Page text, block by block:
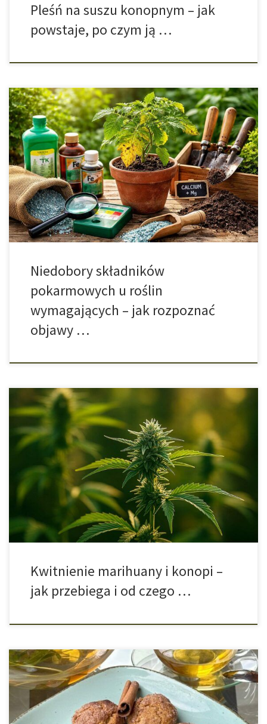
Pleśń na suszu konopnym – jak
powstaje, po czym ją …
Uprawa roślin o wysokim zapotrzebowaniu na składniki odżywcze
(np. pomidorów, papryki, wielu roślin ozdobnych, a także konopi
włóknistych w krajach, gdzie jest to dozwolone) wymaga czegoś
więcej niż tylko światła i wody. Kluczowe jest zbilansowane
żywienie oraz utrzymanie warunków, które pozwalają roślinie
realnie korzystać z tego, co dostarczasz. W praktyce […]
Niedobory składników
pokarmowych u roślin
wymagających – jak rozpoznać
objawy …
Kwitnienie konopi a długość dnia Kwitnienie konopi zależy od
długości dnia i nocy oraz od odmiany – co więcej, sativy i indici
reagują inaczej na cykl światła. Dlatego warto sprawdzić, jak
fitochrom reguluje czas kwitnienia i w jaki sposób różnią się
warunki uprawy indoor i outdoor. Marihuana jako roślina krótkiego
[…]
Kwitnienie marihuany i konopi –
jak przebiega i od czego …
Snickerdoodle to rodzaj ciasteczka z mąki, tłuszczu, cukru i soli,
które jest obtaczane w cukrze cynamonowym. Snickerdoodle
charakteryzują się popękaną powierzchnią i mogą być chrupiące